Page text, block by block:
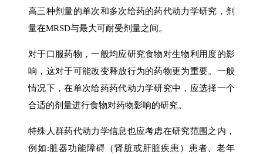
高三种剂量的单次和多次给药的药代动力学研究，剂
量在MRSD与最大可耐受剂量之间。
对于口服药物，一般均应研究食物对生物利用度的影
响，这对于可能改变释放行为的药物更为重要。一般
情况下，在单次给药药代动力学研究中，应选择一个
合适的剂量进行食物对药物影响的研究。
特殊人群药代动力学信息也应考虑在研究范围之内，
例如:脏器功能障碍（肾脏或肝脏疾患）患者、老年